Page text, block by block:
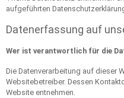
aufgeführten
Datenerfassung auf
Wer ist verantwortlich für die
Die Datenverarbeitung auf dieser
Websitebetreiber. Dessen
Website entnehmen.